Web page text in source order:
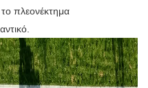
πλεονέκτημα